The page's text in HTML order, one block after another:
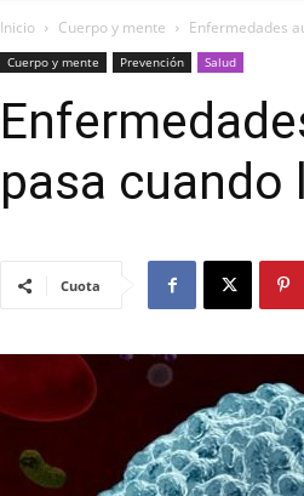
Inicio Cuerpo y mente Enfermedades
Cuerpo y mente Prevención Salud
pasa cuando
Cuota